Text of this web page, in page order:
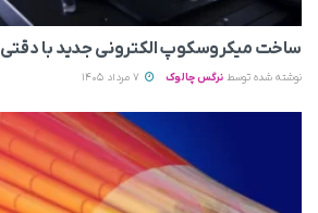
ساخت میکروسکوپ الکترونی جدید با دقتی ۲۰۰ برابر بیشتر
نوشته شده توسط نرگس چالوک